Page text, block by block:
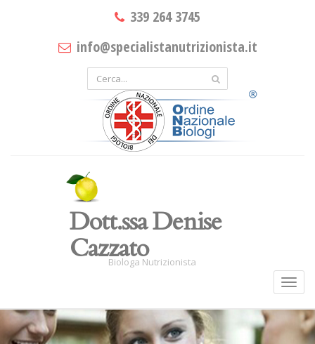
339 264 3745
info@specialistanutrizionista.it
Dott.ssa Denise
CazzatoBiologa Nutrizionista